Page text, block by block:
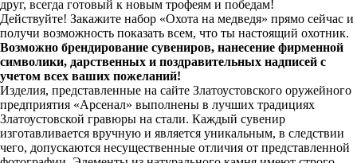
друг, всегда готовый к новым трофеям и победам!
Действуйте! Закажите набор «Охота на медведя» прямо сейчас и
получи возможность показать всем, что ты настоящий охотник.
Возможно брендирование сувениров, нанесение фирменной
символики, дарственных и поздравительных надписей с
учетом всех ваших пожеланий!
Изделия, представленные на сайте Златоустовского оружейного
предприятия «Арсенал» выполнены в лучших традициях
Златоустовской гравюры на стали. Каждый сувенир
изготавливается вручную и является уникальным, в следствии
чего, допускаются несущественные отличия от представленной